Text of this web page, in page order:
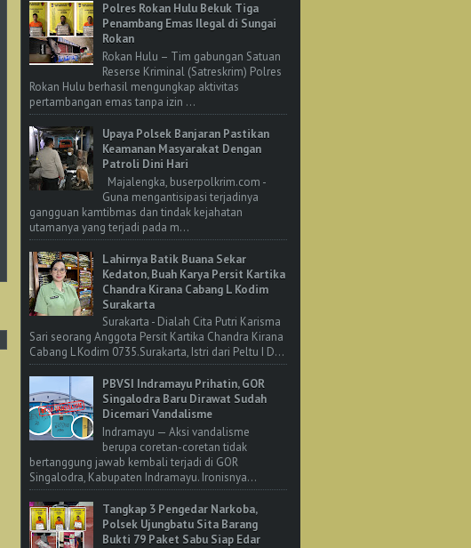
Polres Rokan Hulu Bekuk Tiga
Penambang Emas Ilegal di Sungai
Rokan
Rokan Hulu – Tim gabungan Satuan
Reserse Kriminal (Satreskrim) Polres
Rokan Hulu berhasil mengungkap aktivitas
pertambangan emas tanpa izin ...
Upaya Polsek Banjaran Pastikan
Keamanan Masyarakat Dengan
Patroli Dini Hari
Majalengka, buserpolkrim.com -
Guna mengantisipasi terjadinya
gangguan kamtibmas dan tindak kejahatan
utamanya yang terjadi pada m...
Lahirnya Batik Buana Sekar
Kedaton, Buah Karya Persit Kartika
Chandra Kirana Cabang L Kodim
Surakarta
Surakarta - Dialah Cita Putri Karisma
Sari seorang Anggota Persit Kartika Chandra Kirana
Cabang L Kodim 0735.Surakarta, Istri dari Peltu I D...
PBVSI Indramayu Prihatin, GOR
Singalodra Baru Dirawat Sudah
Dicemari Vandalisme
Indramayu — Aksi vandalisme
berupa coretan-coretan tidak
bertanggung jawab kembali terjadi di GOR
Singalodra, Kabupaten Indramayu. Ironisnya...
Tangkap 3 Pengedar Narkoba,
Polsek Ujungbatu Sita Barang
Bukti 79 Paket Sabu Siap Edar